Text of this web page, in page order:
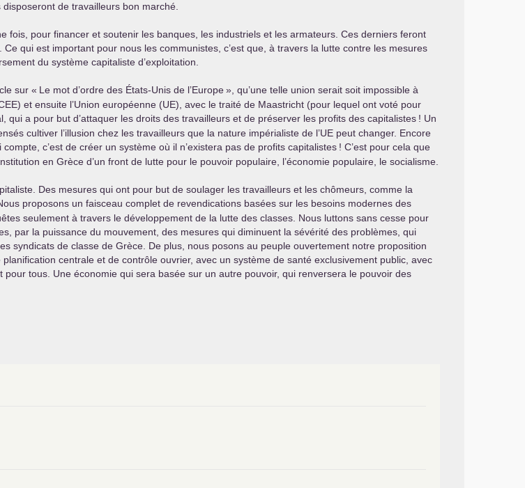
de travailleurs bon marché.
pour financer et soutenir les banques, les industriels et les armateurs. Ces derniers feront
qui est important pour nous les communistes, c’est que, à travers la lutte contre les mesures
du système capitaliste d’exploitation.
sur « Le mot d’ordre des États-Unis de l’Europe», qu’une telle union serait soit impossible à
) et ensuite l’Union européenne (UE), avec le traité de Maastricht (pour lequel ont voté pour
qui a pour but d’attaquer les droits des travailleurs et de préserver les profits des capitalistes ! Un
cultiver l’illusion chez les travailleurs que la nature impérialiste de l’UE peut changer. Encore
c’est de créer un système où il n’existera pas de profits capitalistes ! C’est pour cela que
en Grèce d’un front de lutte pour le pouvoir populaire, l’économie populaire, le socialisme.
Des mesures qui ont pour but de soulager les travailleurs et les chômeurs, comme la
proposons un faisceau complet de revendications basées sur les besoins modernes des
seulement à travers le développement de la lutte des classes. Nous luttons sans cesse pour
par la puissance du mouvement, des mesures qui diminuent la sévérité des problèmes, qui
syndicats de classe de Grèce. De plus, nous posons au peuple ouvertement notre proposition
centrale et de contrôle ouvrier, avec un système de santé exclusivement public, avec
tous. Une économie qui sera basée sur un autre pouvoir, qui renversera le pouvoir des